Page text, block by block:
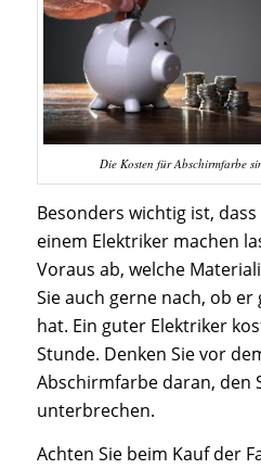
Die Kosten für Abschirmfarbe
Besonders wichtig ist, dass
einem Elektriker machen
Voraus ab, welche
Sie auch gerne nach, ob
hat. Ein guter Elektriker
Stunde. Denken Sie vor
Abschirmfarbe daran, den
unterbrechen.
Achten Sie beim Kauf der